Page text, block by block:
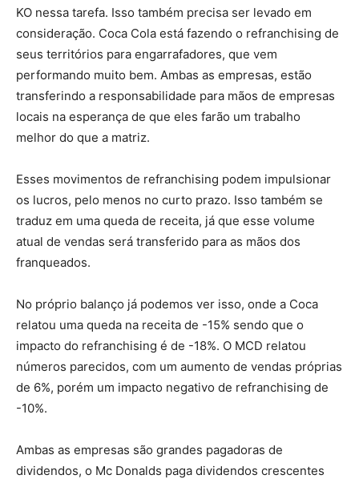
KO nessa tarefa. Isso também precisa ser levado em
consideração. Coca Cola está fazendo o refranchising de
seus territórios para engarrafadores, que vem
performando muito bem. Ambas as empresas, estão
transferindo a responsabilidade para mãos de empresas
locais na esperança de que eles farão um trabalho
melhor do que a matriz.
Esses movimentos de refranchising podem impulsionar
os lucros, pelo menos no curto prazo. Isso também se
traduz em uma queda de receita, já que esse volume
atual de vendas será transferido para as mãos dos
franqueados.
No próprio balanço já podemos ver isso, onde a Coca
relatou uma queda na receita de -15% sendo que o
impacto do refranchising é de -18%. O MCD relatou
números parecidos, com um aumento de vendas próprias
de 6%, porém um impacto negativo de refranchising de
-10%.
Ambas as empresas são grandes pagadoras de
dividendos, o Mc Donalds paga dividendos crescentes